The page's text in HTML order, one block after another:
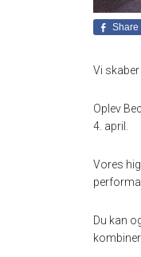
Share
Vi
Oplev
4. april.
Vores
Du kan